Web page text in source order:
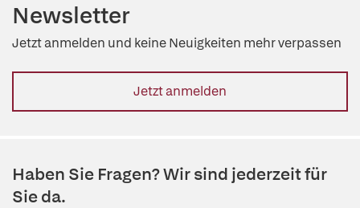
Newsletter
Jetzt anmelden und keine Neuigkeiten mehr verpassen
Jetzt anmelden
Haben Sie Fragen? Wir sind jederzeit für
Sie da.